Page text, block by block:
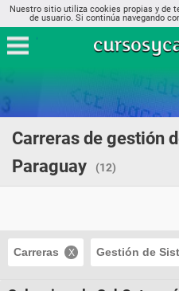
Nuestro sitio utiliza cookies propias y de
de usuario. Si continúa navegando
Carreras de gestión
Paraguay
(12)
Carreras Gestión de